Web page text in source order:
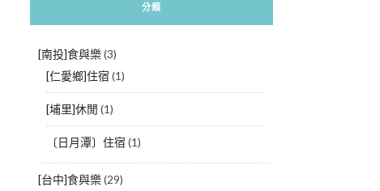
分類
[南投]食與樂(3)
[仁愛鄉]住宿 (1)
[埔里]休閒 (1)
〔日月潭〕住宿 (1)
[台中]食與樂(29)